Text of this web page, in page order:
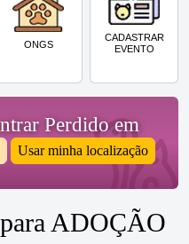
ONGS
CADASTRAR
EVENTO
Perdido em
Usar minha localização
ADOÇÃO